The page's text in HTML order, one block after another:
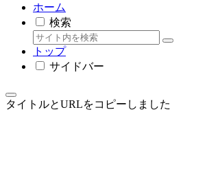
ホーム
検索
トップ
サイドバー
タイトルとURLをコピーしました